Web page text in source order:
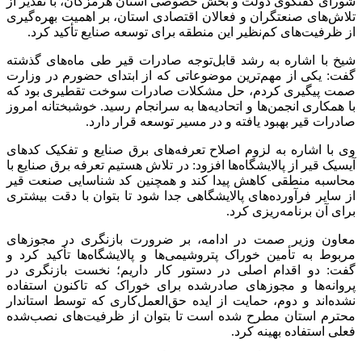
تلاش‌های صنعتگران و فعالان اقتصادی استان، بر اهمیت بهره‌گیری
از ظرفیت‌های کم‌نظیر این منطقه برای توسعه صنایع تأکید کرد.
شیخ با اشاره به رشد قابل‌توجه صادرات قیر طی ماه‌های گذشته
گفت: یکی از مهم‌ترین موضوعاتی که از ابتدای حضورم در وزارت
صمت پیگیری کردم، حل مشکلات صادرات سوخت تقطیری بود که
با همکاری انجمن‌ها و اتحادیه‌ها به سرانجام رسید. خوشبختانه امروز
صادرات قیر بهبود یافته و در مسیر توسعه قرار دارد.
وی با اشاره به لزوم اصلاح تعرفه‌های برق صنایع و تفکیک کدهای
آیسیک قیر از پالایشگاه‌ها افزود: در تلاش هستیم تعرفه برق صنایع با
محاسبه منطقی کاهش پیدا کند و همچنین کد شناسایی صنعت قیر
از سایر فرآورده‌های پالایشگاهی جدا شود تا بتوان با دقت بیشتری
برای آن برنامه‌ریزی کرد.
معاون وزیر صمت در ادامه، بر ضرورت بازنگری در مجوزهای
مربوط به تأمین خوراک پتروشیمی‌ها و پالایشگاه‌ها تأکید کرد و
گفت: دو اقدام اصلی در دستور کار داریم؛ نخست بازنگری در
پروانه‌ها و مجوزهای صادرشده برای خوراک که تاکنون استفاده
نشده‌اند و دوم، حمایت از ایده حق‌العمل‌کاری که توسط استاندار
محترم استان مطرح شده است تا بتوان از ظرفیت‌های نصب‌شده
فعلی استفاده بهینه کرد.